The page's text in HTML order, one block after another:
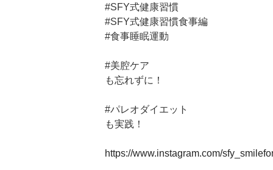
#SFY式健康習慣
#SFY式健康習慣食事編
#食事睡眠運動
#美腔ケア
も忘れずに！
#パレオダイエット
も実践！
https://www.instagram.com/